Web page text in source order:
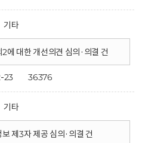
기타
에 대한 개선의견 심의·의결 건
23 36376
기타
제3자 제공 심의·의결 건